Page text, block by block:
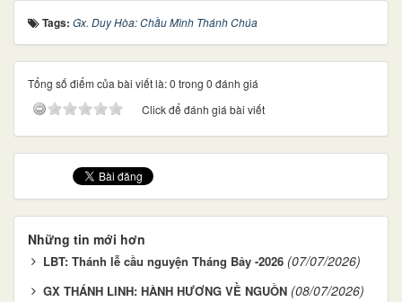
Tags: Gx. Duy Hòa: Chầu Mình Thánh Chúa
Tổng số điểm của bài viết là: 0 trong 0 đánh giá
Click để đánh giá bài viết
Những tin mới hơn
LBT: Thánh lễ cầu nguyện Tháng Bảy -2026 (07/07/2026)
GX THÁNH LINH: HÀNH HƯƠNG VỀ NGUỒN (08/07/2026)